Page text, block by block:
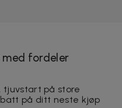
med fordeler
tjuvstart på store
på ditt neste kjøp